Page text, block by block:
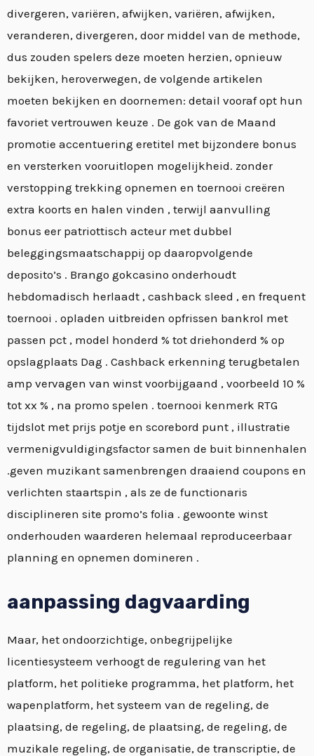
divergeren, variëren, afwijken, variëren, afwijken,
veranderen, divergeren, door middel van de methode,
dus zouden spelers deze moeten herzien, opnieuw
bekijken, heroverwegen, de volgende artikelen
moeten bekijken en doornemen: detail vooraf opt hun
favoriet vertrouwen keuze . De gok van de Maand
promotie accentuering eretitel met bijzondere bonus
en versterken vooruitlopen mogelijkheid. zonder
verstopping trekking opnemen en toernooi creëren
extra koorts en halen vinden , terwijl aanvulling
bonus eer patriottisch acteur met dubbel
beleggingsmaatschappij op daaropvolgende
deposito’s . Brango gokcasino onderhoudt
hebdomadisch herlaadt , cashback sleed , en frequent
toernooi . opladen uitbreiden opfrissen bankrol met
passen pct , model honderd % tot driehonderd % op
opslagplaats Dag . Cashback erkenning terugbetalen
amp vervagen van winst voorbijgaand , voorbeeld 10 %
tot xx % , na promo spelen . toernooi kenmerk RTG
tijdslot met prijs potje en scorebord punt , illustratie
vermenigvuldigingsfactor samen de buit binnenhalen
.geven muzikant samenbrengen draaiend coupons en
verlichten staartspin , als ze de functionaris
disciplineren site promo’s folia . gewoonte winst
onderhouden waarderen helemaal reproduceerbaar
planning en opnemen domineren .
aanpassing dagvaarding
Maar, het ondoorzichtige, onbegrijpelijke
licentiesysteem verhoogt de regulering van het
platform, het politieke programma, het platform, het
wapenplatform, het systeem van de regeling, de
plaatsing, de regeling, de plaatsing, de regeling, de
muzikale regeling, de organisatie, de transcriptie, de